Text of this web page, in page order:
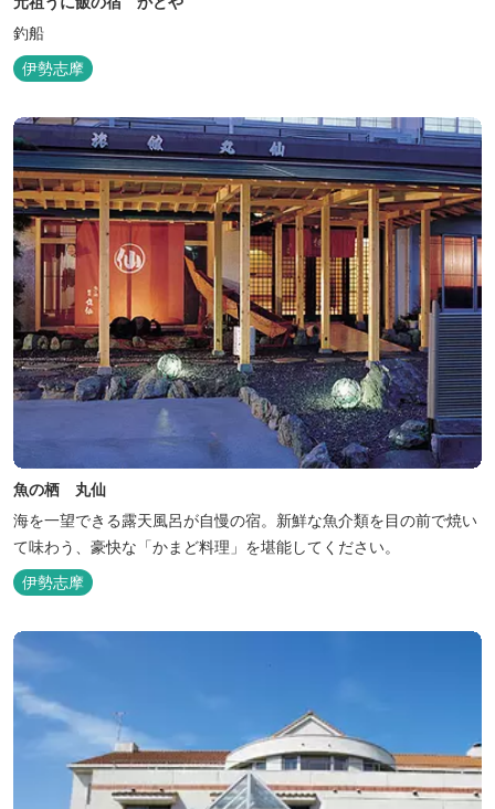
釣船
伊勢志摩
魚の栖 丸仙
海を一望できる露天風呂が自慢の宿。新鮮な魚介類を目の前で焼い
て味わう、豪快な「かまど料理」を堪能してください。
伊勢志摩